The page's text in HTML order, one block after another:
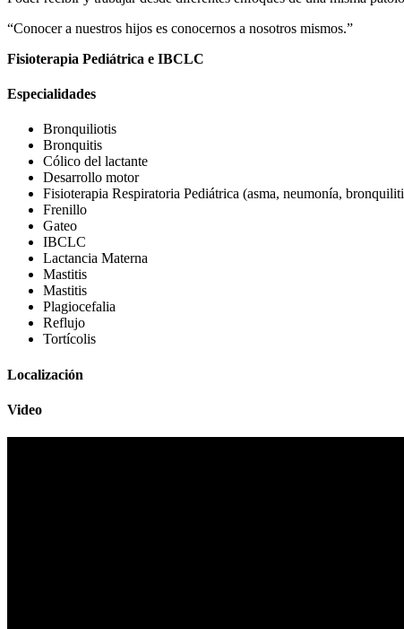
“Conocer a nuestros hijos es conocernos a nosotros mismos.”
Fisioterapia Pediátrica e IBCLC
Especialidades
Bronquiliotis
Bronquitis
Cólico del lactante
Desarrollo motor
Fisioterapia Respiratoria Pediátrica (asma, neumonía,
Frenillo
Gateo
IBCLC
Lactancia Materna
Mastitis
Mastitis
Plagiocefalia
Reflujo
Tortícolis
Localización
Video